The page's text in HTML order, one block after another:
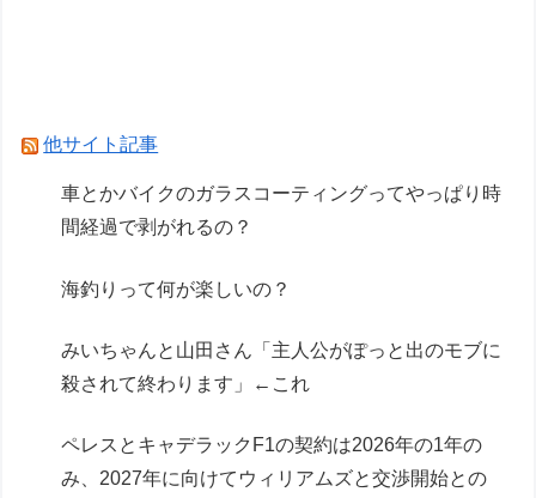
た
Powered by livedoor 相互RSS
他サイト記事
車とかバイクのガラスコーティングってやっぱり時
間経過で剥がれるの？
海釣りって何が楽しいの？
みいちゃんと山田さん「主人公がぽっと出のモブに
殺されて終わります」←これ
ペレスとキャデラックF1の契約は2026年の1年の
み、2027年に向けてウィリアムズと交渉開始との